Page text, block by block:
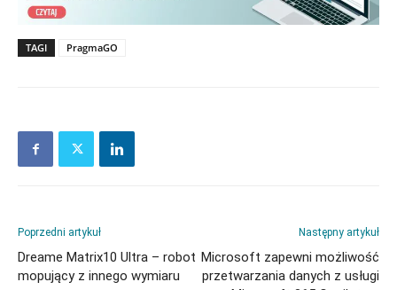
TAGI PragmaGO
Poprzedni artykuł
Dreame Matrix10 Ultra – robot
mopujący z innego wymiaru
Następny artykuł
Microsoft zapewni możliwość
przetwarzania danych z usługi